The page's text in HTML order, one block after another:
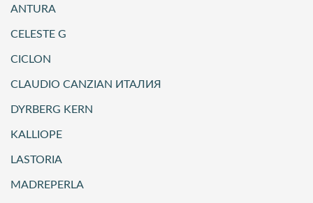
ANTURA
CELESTE G
CICLON
CLAUDIO CANZIAN ИТАЛИЯ
DYRBERG KERN
KALLIOPE
LASTORIA
MADREPERLA